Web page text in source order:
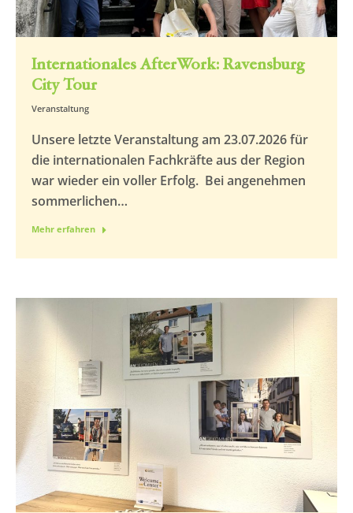
Internationales AfterWork: Ravensburg
City Tour
Veranstaltung
Unsere letzte Veranstaltung am 23.07.2026 für
die internationalen Fachkräfte aus der Region
war wieder ein voller Erfolg. Bei angenehmen
sommerlichen…
Mehr erfahren